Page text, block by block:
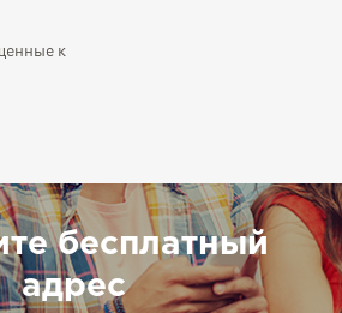
к
бесплатный
адрес